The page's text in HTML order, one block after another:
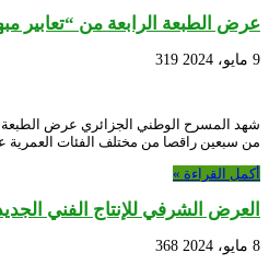
عرض الطبعة الرابعة من “تعابير
9 مايو، 2024 319
من سبعين راقصا من مختلف الفئات
أكمل القراءة »
العرض الشرفي للإنتاج الفني
8 مايو، 2024 368